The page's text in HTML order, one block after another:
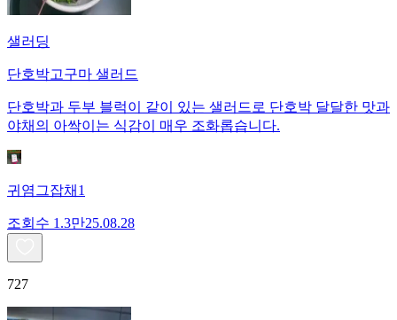
샐러딩
단호박고구마 샐러드
단호박과 두부 블럭이 같이 있는 샐러드로 단호박 달달한 맛과
야채의 아싹이는 식감이 매우 조화롭습니다.
귀염그잡채1
조회수 1.3만25.08.28
727